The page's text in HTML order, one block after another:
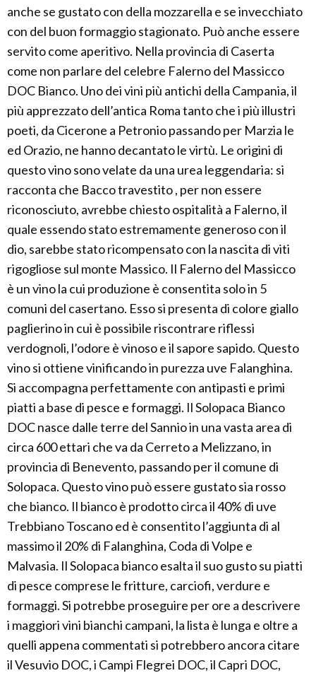
anche se gustato con della mozzarella e se invecchiato
con del buon formaggio stagionato. Può anche essere
servito come aperitivo. Nella provincia di Caserta
come non parlare del celebre Falerno del Massicco
DOC Bianco. Uno dei vini più antichi della Campania, il
più apprezzato dell’antica Roma tanto che i più illustri
poeti, da Cicerone a Petronio passando per Marzia le
ed Orazio, ne hanno decantato le virtù. Le origini di
questo vino sono velate da una urea leggendaria: si
racconta che Bacco travestito , per non essere
riconosciuto, avrebbe chiesto ospitalità a Falerno, il
quale essendo stato estremamente generoso con il
dio, sarebbe stato ricompensato con la nascita di viti
rigogliose sul monte Massico. Il Falerno del Massicco
è un vino la cui produzione è consentita solo in 5
comuni del casertano. Esso si presenta di colore giallo
paglierino in cui è possibile riscontrare riflessi
verdognoli, l’odore è vinoso e il sapore sapido. Questo
vino si ottiene vinificando in purezza uve Falanghina.
Si accompagna perfettamente con antipasti e primi
piatti a base di pesce e formaggi. Il Solopaca Bianco
DOC nasce dalle terre del Sannio in una vasta area di
circa 600 ettari che va da Cerreto a Melizzano, in
provincia di Benevento, passando per il comune di
Solopaca. Questo vino può essere gustato sia rosso
che bianco. Il bianco è prodotto circa il 40% di uve
Trebbiano Toscano ed è consentito l’aggiunta di al
massimo il 20% di Falanghina, Coda di Volpe e
Malvasia. Il Solopaca bianco esalta il suo gusto su piatti
di pesce comprese le fritture, carciofi, verdure e
formaggi. Si potrebbe proseguire per ore a descrivere
i maggiori vini bianchi campani, la lista è lunga e oltre a
quelli appena commentati si potrebbero ancora citare
il Vesuvio DOC, i Campi Flegrei DOC, il Capri DOC,